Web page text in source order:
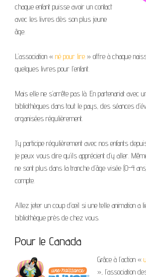
chaque enfant puisse avoir un contact
avec les livres dès son plus jeune
âge.
L’association « né pour lire » offre à chaque
quelques livres pour l’enfant.
Mais elle ne s’arrête pas là. En partenariat avec
bibliothèques dans tout le pays, des séances
organisées régulièrement.
J’y participe régulièrement avec nos enfants
je peux vous dire qu’ils apprécient d’y aller.
ne sont plus dans la tranche d’âge visée (0-4
compte.
Allez jeter un coup d’œil si une telle animation a
bibliothèque près de chez vous.
Pour le Canada
Grâce à l’action «
», l’association